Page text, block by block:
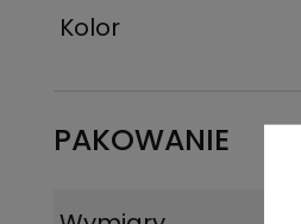
Kolor
PAKOWANIE